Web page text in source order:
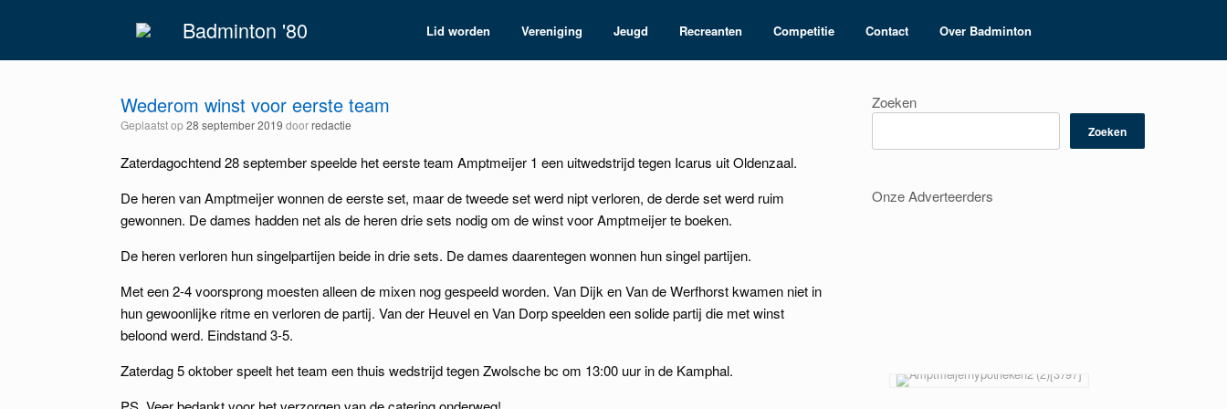
Badminton '80 Lid worden Vereniging Jeugd Recreanten Competitie Contact Over Badminton
Wederom winst voor eerste team
Geplaatst op28 september 2019 doorredactie
Zaterdagochtend 28 september speelde het eerste team Amptmeijer 1 een uitwedstrijd tegen Icarus uit Oldenzaal.
De heren van Amptmeijer wonnen de eerste set, maar de tweede set werd nipt verloren, de derde set werd ruim
gewonnen. De dames hadden net als de heren drie sets nodig om de winst voor Amptmeijer te boeken.
De heren verloren hun singelpartijen beide in drie sets. De dames daarentegen wonnen hun singel partijen.
Met een 2-4 voorsprong moesten alleen de mixen nog gespeeld worden. Van Dijk en Van de Werfhorst kwamen niet in
hun gewoonlijke ritme en verloren de partij. Van der Heuvel en Van Dorp speelden een solide partij die met winst
beloond werd. Eindstand 3-5.
Zaterdag 5 oktober speelt het team een thuis wedstrijd tegen Zwolsche bc om 13:00 uur in de Kamphal.
Zoeken
Zoeken
Onze Adverteerders